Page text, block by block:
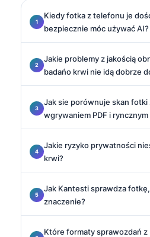
Kiedy fotka z telefonu je
bezpiecznie móc używać AI?
Jakie problemy z jakością
badańo krwi nie idą dobrze
Jak sie porównuje skan
wgrywaniem PDF i
Jakie ryzyko prywatności
krwi?
Jak Kantesti sprawdza
znaczenie?
Które formaty sprawozdań z